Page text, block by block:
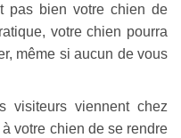
pas bien votre chien de
votre chien pourra
même si aucun de vous
visiteurs viennent chez
votre chien de se rendre